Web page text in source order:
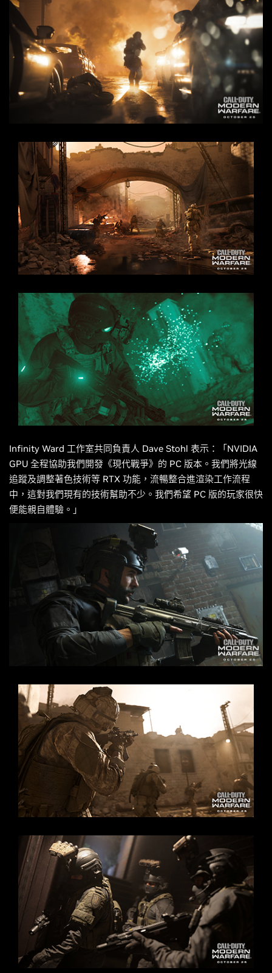
Infinity Ward 工作室共同負責人 Dave Stohl 表示：「NVIDIA
GPU 全程協助我們開發《現代戰爭》的 PC 版本。我們將光線
追蹤及調整著色技術等 RTX 功能，流暢整合進渲染工作流程
中，這對我們現有的技術幫助不少。我們希望 PC 版的玩家很快
便能親自體驗。」